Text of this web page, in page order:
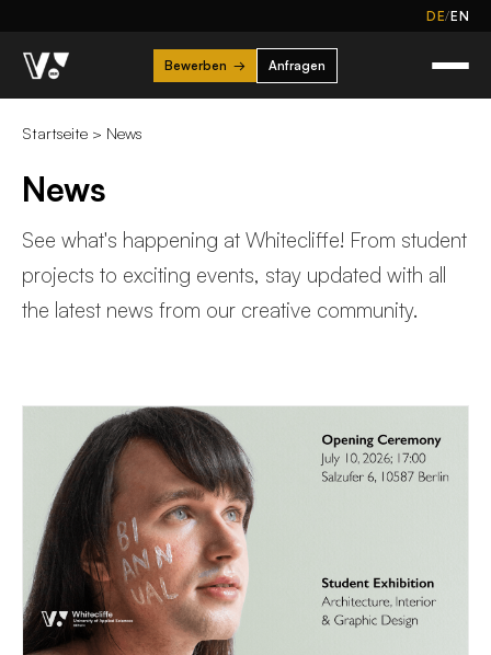
DE/EN
Bewerben → Anfragen
Startseite > News
News
See what's happening at Whitecliffe! From student
projects to exciting events, stay updated with all
the latest news from our creative community.